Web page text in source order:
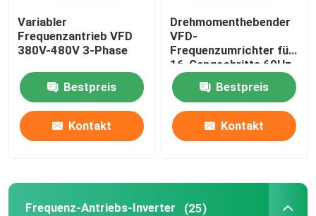
Vektor-Frequenzumrichter
VFD-Frequenzumrichter
Frequenz-Antriebs-Inverter
Ladestation für Elektrofahrzeuge mit erneuerbarer
Variabler
Frequenzantrieb VFD
380V-480V 3-Phase
Bestpreis
Kontakt
Drehmomenthebender
VFD-
Frequenzumrichter für
16-Gangschritte 60Hz
Bestpreis
Kontakt
Frequenz-Antriebs-Inverter (25)